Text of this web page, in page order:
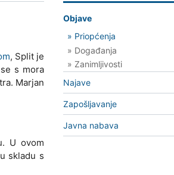
, Split je
s mora
Marjan
U ovom
skladu s
Objave
» Priopćenja
» Događanja
» Zanimljivosti
Najave
Zapošljavanje
Javna nabava